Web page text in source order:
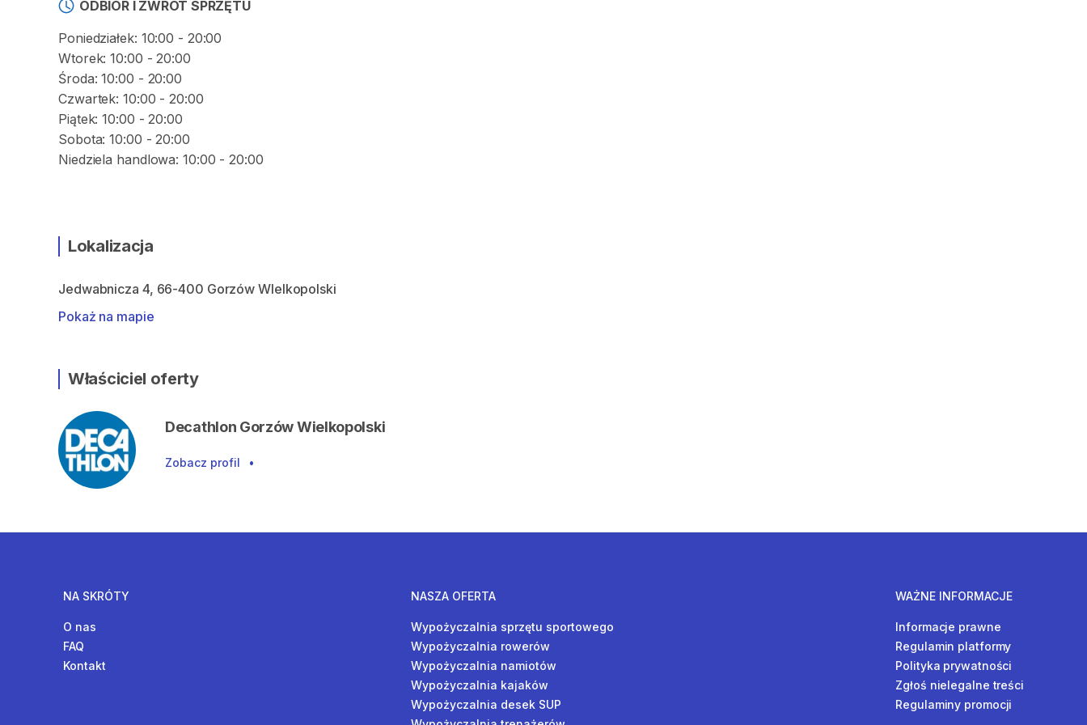
ODBIÓR I ZWROT SPRZĘTU
Poniedziałek: 10:00 - 20:00
Wtorek: 10:00 - 20:00
Środa: 10:00 - 20:00
Czwartek: 10:00 - 20:00
Piątek: 10:00 - 20:00
Sobota: 10:00 - 20:00
Lokalizacja
Jedwabnicza 4, 66-400 Gorzów WIelkopolski
Pokaż na mapie
Właściciel oferty
Decathlon Gorzów Wielkopolski
Zobacz profil •
NA SKRÓTY
O nas
FAQ
Kontakt
NASZA OFERTA
Wypożyczalnia sprzętu sportowego
Wypożyczalnia rowerów
Wypożyczalnia namiotów
Wypożyczalnia kajaków
Wypożyczalnia desek SUP
WAŻNE INFORMACJE
Informacje prawne
Regulamin platformy
Polityka prywatności
Zgłoś nielegalne treści
Regulaminy promocji